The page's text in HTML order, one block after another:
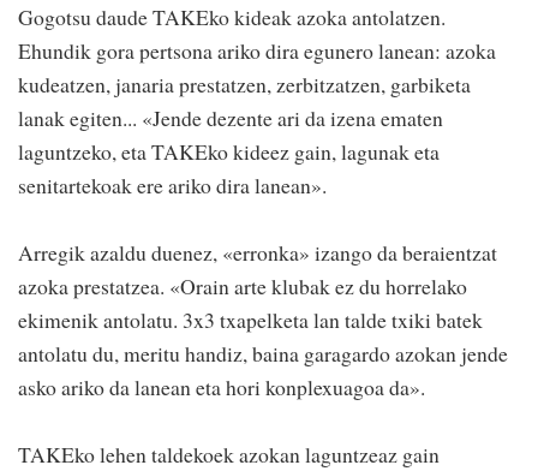
Gogotsu daude TAKEko kideak azoka antolatzen.
Ehundik gora pertsona ariko dira egunero lanean: azoka
kudeatzen, janaria prestatzen, zerbitzatzen, garbiketa
lanak egiten... «Jende dezente ari da izena ematen
laguntzeko, eta TAKEko kideez gain, lagunak eta
senitartekoak ere ariko dira lanean».
Arregik azaldu duenez, «erronka» izango da beraientzat
azoka prestatzea. «Orain arte klubak ez du horrelako
ekimenik antolatu. 3x3 txapelketa lan talde txiki batek
antolatu du, meritu handiz, baina garagardo azokan jende
asko ariko da lanean eta hori konplexuagoa da».
TAKEko lehen taldekoek azokan laguntzeaz gain